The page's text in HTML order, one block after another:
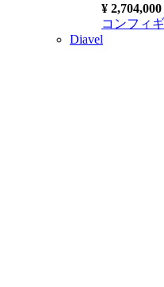
¥ 2,704,000
コンフィ
Diavel